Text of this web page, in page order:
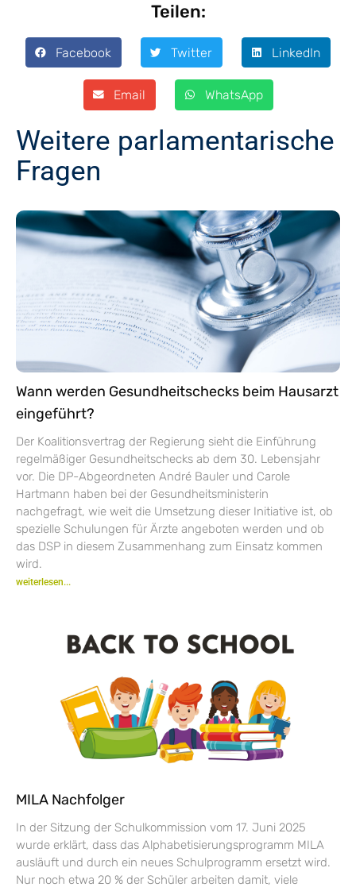
Teilen:
Facebook Twitter LinkedIn
Email WhatsApp
Weitere parlamentarische
Fragen
Wann werden Gesundheitschecks beim Hausarzt
eingeführt?
Der Koalitionsvertrag der Regierung sieht die Einführung
regelmäßiger Gesundheitschecks ab dem 30. Lebensjahr
vor. Die DP-Abgeordneten André Bauler und Carole
Hartmann haben bei der Gesundheitsministerin
nachgefragt, wie weit die Umsetzung dieser Initiative ist, ob
spezielle Schulungen für Ärzte angeboten werden und ob
das DSP in diesem Zusammenhang zum Einsatz kommen
wird.
weiterlesen...
MILA Nachfolger
In der Sitzung der Schulkommission vom 17. Juni 2025
wurde erklärt, dass das Alphabetisierungsprogramm MILA
ausläuft und durch ein neues Schulprogramm ersetzt wird.
Nur noch etwa 20 % der Schüler arbeiten damit, viele